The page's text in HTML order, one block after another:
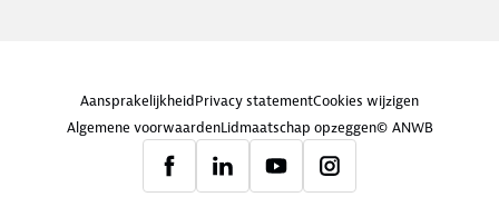
AansprakelijkheidPrivacy statementCookies wijzigen
Algemene voorwaardenLidmaatschap opzeggen© ANWB